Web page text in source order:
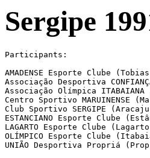
Sergipe
Participants:
AMADENSE Esporte Clube
Associação Desportiva
Associação Olímpica
Centro Sportivo MARUINENSE
Club Sportivo SERGIPE
ESTANCIANO Esporte Clube
LAGARTO Esporte Clube
OLÍMPICO Esporte Clube
UNIÃO Desportiva Propriá